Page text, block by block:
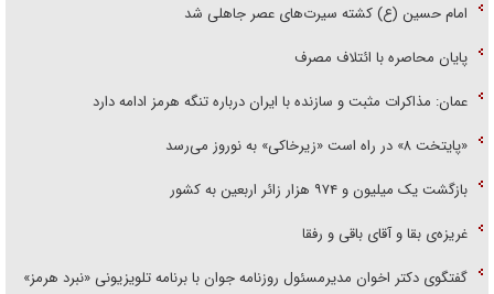
امام حسین (ع) کشته سیرت‌های عصر جاهلی شد
پایان محاصره با ائتلاف مصرف
عمان: مذاکرات مثبت و سازنده با ایران درباره تنگه هرمز ادامه دارد
«پایتخت ۸» در راه است «زیرخاکی» به نوروز می‌رسد
بازگشت یک میلیون و ۹۷۴ هزار زائر اربعین به کشور
غریزه‌ی بقا و آقای باقی و رفقا
گفتگوی دکتر اخوان مدیرمسئول روزنامه جوان با برنامه تلویزیونی «نبرد هرمز»